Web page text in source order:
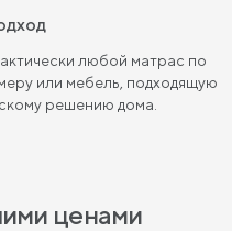
любой матрас по
или мебель, подходящую
решению дома.
ценами